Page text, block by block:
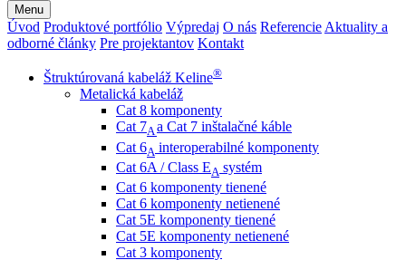
Menu
Úvod Produktové portfólio Výpredaj O nás Referencie Aktuality a
odborné články Pre projektantov Kontakt
Štruktúrovaná kabeláž Keline®
Metalická kabeláž
Cat 8 komponenty
Cat 7Aa Cat 7 inštalačné káble
Cat 6A interoperabilné komponenty
Cat 6A / Class EA systém
Cat 6 komponenty tienené
Cat 6 komponenty netienené
Cat 5E komponenty tienené
Cat 5E komponenty netienené
Cat 3 komponenty